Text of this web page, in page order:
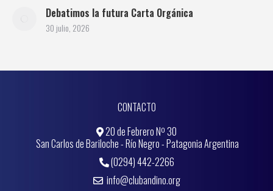
Debatimos la futura Carta Orgánica
30 julio, 2026
CONTACTO
20 de Febrero Nº 30
San Carlos de Bariloche - Río Negro - Patagonia Argentina
(0294) 442-2266
info@clubandino.org